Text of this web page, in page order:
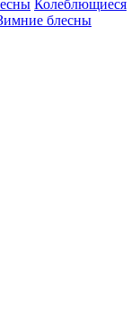
Колеблющиеся
блесны